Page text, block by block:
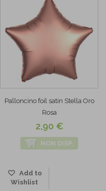
Palloncino foil satin Stella Oro
Rosa
2,90 €
NON DISP.
Add to
Wishlist